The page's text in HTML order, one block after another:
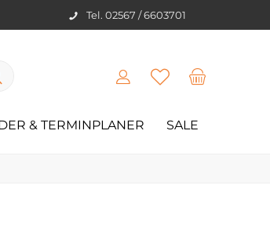
Tel. 02567 / 6603701
& TERMINPLANER SALE